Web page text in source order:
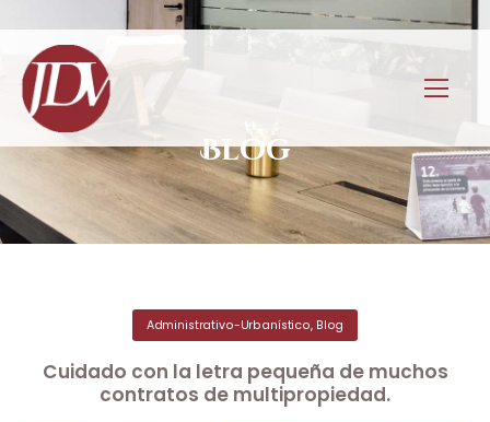
Blog
Administrativo-Urbanístico, Blog
Cuidado con la letra pequeña de muchos
contratos de multipropiedad.